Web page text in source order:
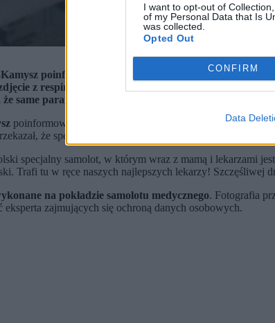
I want to opt-out of
of my Personal Data that Is
was collected.
Opted Out
CONFIRM
Data
poinformował o starcie transportu medycznego
z respiratora z widocznymi parametrami
same parametry niewiele mówią o chorobie.
poinformował w mediach społecznościowych o
że specjalny samolot wraz z pacjentką, jej mamą i
specjalny samolot, w którym wraz z mamą i lekarzami
Trafi tu w ręce naszych najlepszych lekarzy! Szczęśliwej
na pokładzie samolotu medycznego. Fotografia
eksperta zajmujących się ochroną danych osobowych.